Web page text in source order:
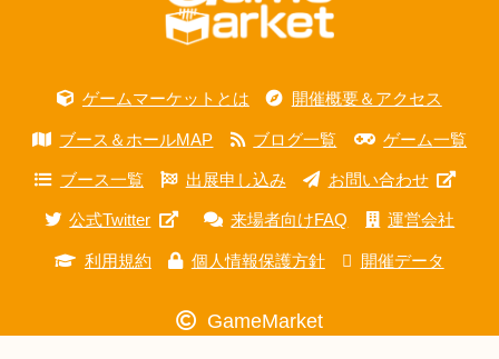
ゲームマーケットとは 開催概要＆アクセス
ブース＆ホールMAP ブログ一覧 ゲーム一覧
ブース一覧 出展申し込み お問い合わせ
公式Twitter 来場者向けFAQ 運営会社
利用規約 個人情報保護方針 開催データ
GameMarket